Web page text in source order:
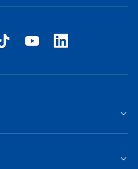
sociálnych sieťach
youtubelinkedin